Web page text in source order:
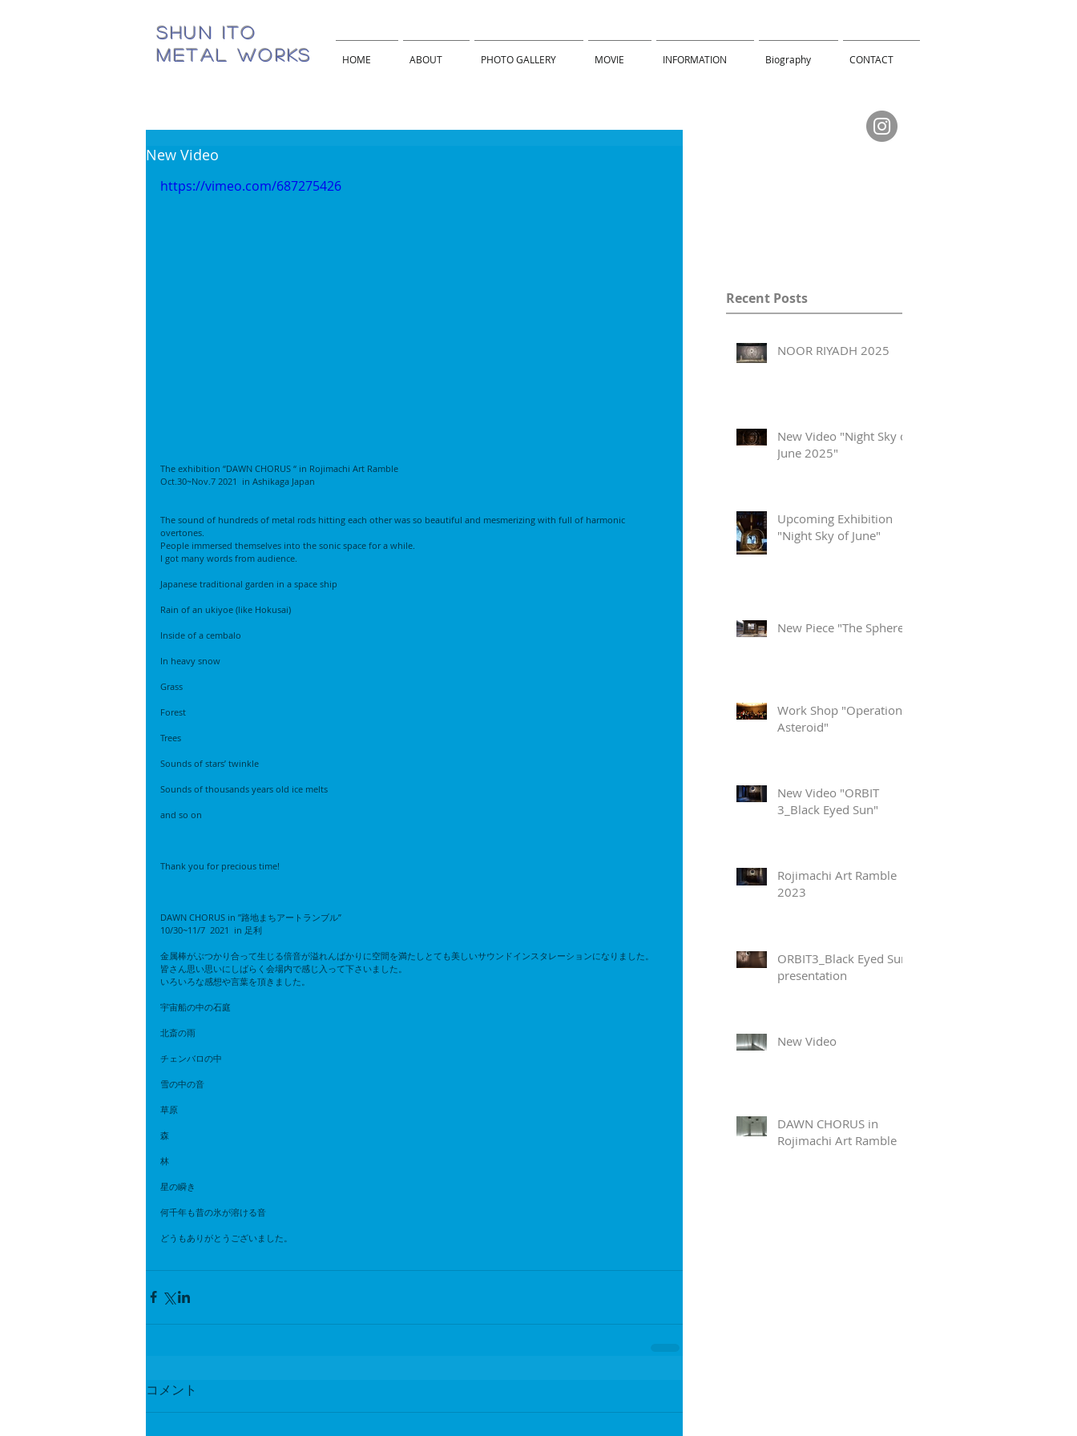
HOME ABOUT PHOTO GALLERY MOVIE INFORMATION Biography CONTACT
SHUN ITO
METAL WORKS
New Video
https://vimeo.com/687275426
The exhibition “DAWN CHORUS “ in Rojimachi Art Ramble
Oct.30~Nov.7 2021  in Ashikaga Japan
The sound of hundreds of metal rods hitting each other was so beautiful and mesmerizing with full of harmonic
overtones.
People immersed themselves into the sonic space for a while.
I got many words from audience.
Japanese traditional garden in a space ship
Rain of an ukiyoe (like Hokusai)
Inside of a cembalo
In heavy snow
Grass
Forest
Trees
Sounds of stars’ twinkle
Sounds of thousands years old ice melts
and so on
Thank you for precious time!
DAWN CHORUS in ”路地まちアートランブル”
10/30~11/7  2021  in 足利
金属棒がぶつかり合って生じる倍音が溢れんばかりに空間を満たしとても美しいサウンドインスタレーションになりました。
皆さん思い思いにしばらく会場内で感じ入って下さいました。
いろいろな感想や言葉を頂きました。
宇宙船の中の石庭
北斎の雨
チェンバロの中
雪の中の音
草原
森
林
星の瞬き
何千年も昔の氷が溶ける音
どうもありがとうございました。
コメント
Recent Posts
NOOR RIYADH 2025
New Video "Night Sky of
June 2025"
Upcoming Exhibition
"Night Sky of June"
New Piece "The Sphere"
Work Shop "Operation
Asteroid"
New Video "ORBIT
3_Black Eyed Sun"
Rojimachi Art Ramble
2023
ORBIT3_Black Eyed Sun
presentation
New Video
DAWN CHORUS in
Rojimachi Art Ramble